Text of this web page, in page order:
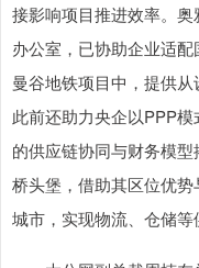
接影响项目推进效率。奥
办公室，已协助企业适
曼谷地铁项目中，提供
此前还助力央企以PPP
的供应链协同与财务模
桥头堡，借助其区位优
城市，实现物流、仓储等